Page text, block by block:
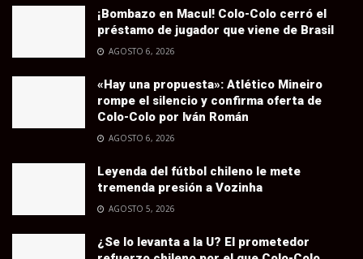
¡Bombazo en Macul! Colo-Colo cerró el
préstamo de jugador que viene de Brasil
AGOSTO 6, 2026
«Hay una propuesta»: Atlético Mineiro
rompe el silencio y confirma oferta de
Colo-Colo por Iván Román
AGOSTO 6, 2026
Leyenda del fútbol chileno le mete
tremenda presión a Vozinha
AGOSTO 5, 2026
¿Se lo levanta a la U? El prometedor